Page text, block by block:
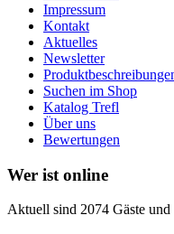
Impressum
Kontakt
Aktuelles
Newsletter
Suchen im Shop
Katalog Trefl
Über uns
Bewertungen
Wer ist online
Aktuell sind 2074 Gäste